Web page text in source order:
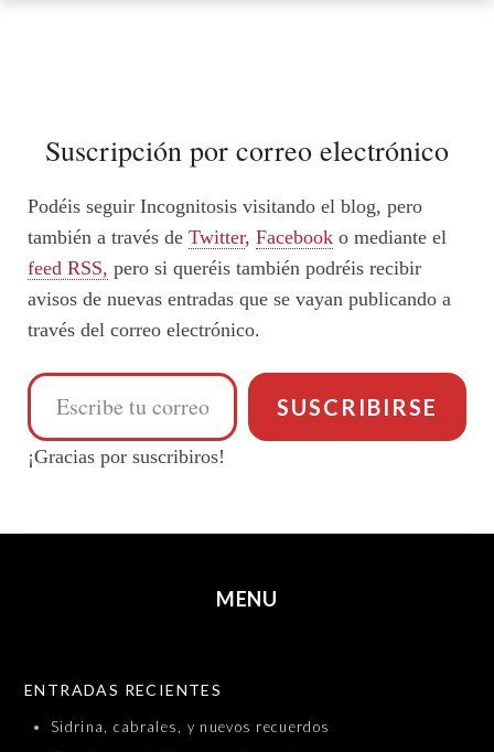
Suscripción por correo electrónico
Podéis seguir Incognitosis visitando el blog, pero
también a través de Twitter, Facebook o mediante el
feed RSS, pero si queréis también podréis recibir
avisos de nuevas entradas que se vayan publicando a
través del correo electrónico.
Escribe tu correo electrónico…
SUSCRIBIRSE
¡Gracias por suscribiros!
MENU
ENTRADAS RECIENTES
Sidrina, cabrales, y nuevos recuerdos